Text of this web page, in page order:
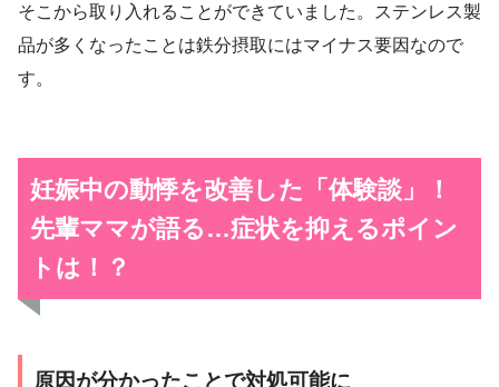
そこから取り入れることができていました。ステンレス製
品が多くなったことは鉄分摂取にはマイナス要因なので
す。
妊娠中の動悸を改善した「体験談」！
先輩ママが語る…症状を抑えるポイン
トは！？
原因が分かったことで対処可能に